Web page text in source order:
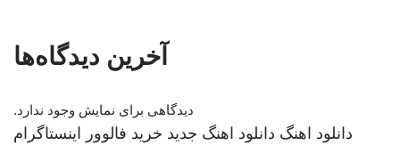
آخرین دیدگاه‌ها
دیدگاهی برای نمایش وجود ندارد.
دانلود اهنگ دانلود اهنگ جدید خرید فالوور اینستاگرام